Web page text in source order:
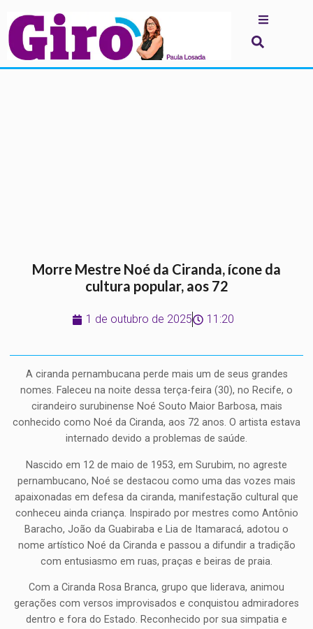
Morre Mestre Noé da Ciranda, ícone da
cultura popular, aos 72
1 de outubro de 2025 11:20
A ciranda pernambucana perde mais um de seus grandes
nomes. Faleceu na noite dessa terça-feira (30), no Recife, o
cirandeiro surubinense Noé Souto Maior Barbosa, mais
conhecido como Noé da Ciranda, aos 72 anos. O artista estava
internado devido a problemas de saúde.
Nascido em 12 de maio de 1953, em Surubim, no agreste
pernambucano, Noé se destacou como uma das vozes mais
apaixonadas em defesa da ciranda, manifestação cultural que
conheceu ainda criança. Inspirado por mestres como Antônio
Baracho, João da Guabiraba e Lia de Itamaracá, adotou o
nome artístico Noé da Ciranda e passou a difundir a tradição
com entusiasmo em ruas, praças e beiras de praia.
Com a Ciranda Rosa Branca, grupo que liderava, animou
gerações com versos improvisados e conquistou admiradores
dentro e fora do Estado. Reconhecido por sua simpatia e